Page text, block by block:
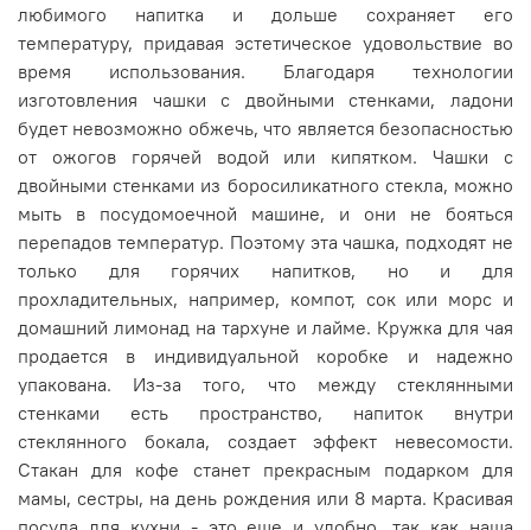
любимого напитка и дольше сохраняет его
температуру, придавая эстетическое удовольствие во
время использования. Благодаря технологии
изготовления чашки с двойными стенками, ладони
будет невозможно обжечь, что является безопасностью
от ожогов горячей водой или кипятком. Чашки с
двойными стенками из боросиликатного стекла, можно
мыть в посудомоечной машине, и они не бояться
перепадов температур. Поэтому эта чашка, подходят не
только для горячих напитков, но и для
прохладительных, например, компот, сок или морс и
домашний лимонад на тархуне и лайме. Кружка для чая
продается в индивидуальной коробке и надежно
упакована. Из-за того, что между стеклянными
стенками есть пространство, напиток внутри
стеклянного бокала, создает эффект невесомости.
Стакан для кофе станет прекрасным подарком для
мамы, сестры, на день рождения или 8 марта. Красивая